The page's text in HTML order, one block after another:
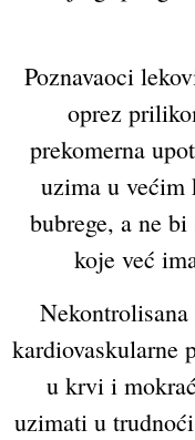
Poznavaoci
oprez
prekomerna
uzima u većim
bubrege, a ne
koje već
kardiovaskularne
u krvi i
uzimati u